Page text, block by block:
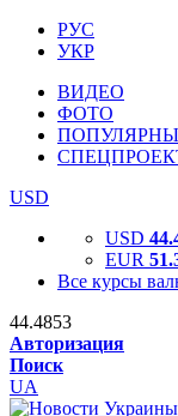
РУС
УКР
ВИДЕО
ФОТО
USD
USD
EUR
Все курсы
44.4853
Авторизация
Поиск
UA